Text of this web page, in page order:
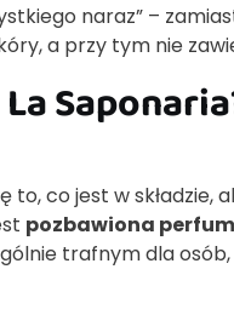
naraz” –
a przy tym nie
co jest w składzie,
pozbawiona
trafnym dla